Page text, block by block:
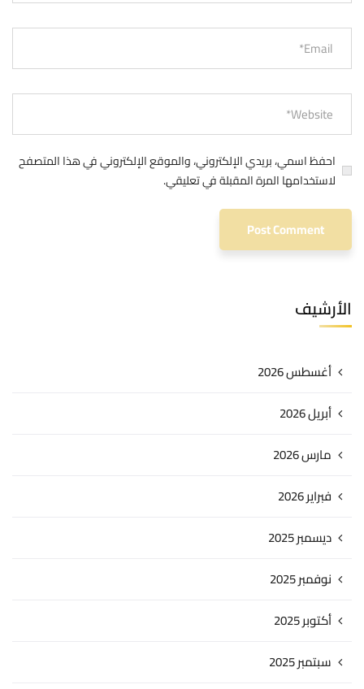
احفظ اسمي، بريدي الإلكتروني، والموقع الإلكتروني في هذا المتصفح
لاستخدامها المرة المقبلة في تعليقي.
الأرشيف
أغسطس 2026
أبريل 2026
مارس 2026
فبراير 2026
ديسمبر 2025
نوفمبر 2025
أكتوبر 2025
سبتمبر 2025